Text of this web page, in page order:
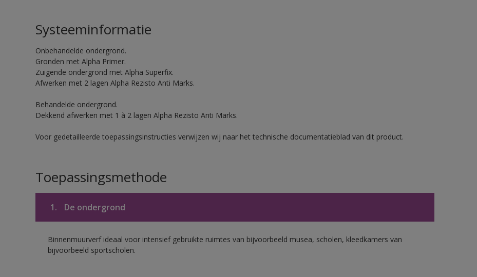
Systeeminformatie
Onbehandelde ondergrond.
Gronden met Alpha Primer.
Zuigende ondergrond met Alpha Superfix.
Afwerken met 2 lagen Alpha Rezisto Anti Marks.
Behandelde ondergrond.
Dekkend afwerken met 1 à 2 lagen Alpha Rezisto Anti Marks.
Voor gedetailleerde toepassingsinstructies verwijzen wij naar het technische documentatieblad van dit product.
Toepassingsmethode
1. De ondergrond
Binnenmuurverf ideaal voor intensief gebruikte ruimtes van bijvoorbeeld musea, scholen, kleedkamers van
bijvoorbeeld sportscholen.